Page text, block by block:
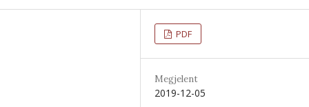
PDF
Megjelent
2019-12-05